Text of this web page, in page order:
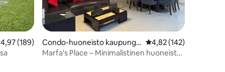
arvio 4,97/5, 189 arvostelua
4,97 (189)
Condo-huoneisto kaupungis
sa Cuernavaca
Keskimääräinen arvio
4,82 (142)
Marfa's Place – Minimalistinen huoneisto